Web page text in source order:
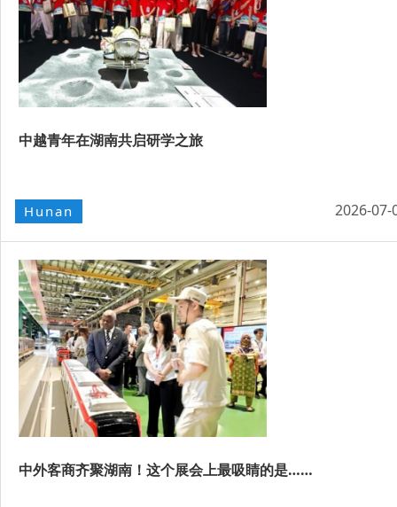
中越青年在湖南共启研学之旅
Hunan 2026-07-
中外客商齐聚湖南！这个展会上最吸睛的是……